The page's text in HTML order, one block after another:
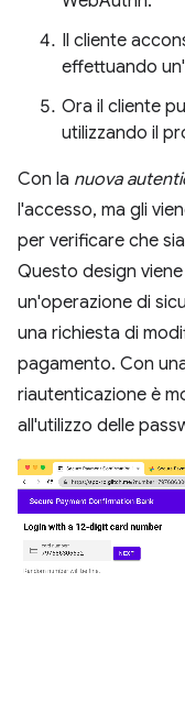
Il cliente
effettuando
Ora il cliente
utilizzando il
Con la nuova
l'accesso, ma gli
per verificare che
Questo design
un'operazione di
una richiesta di
pagamento. Con
riautenticazione è
all'utilizzo delle